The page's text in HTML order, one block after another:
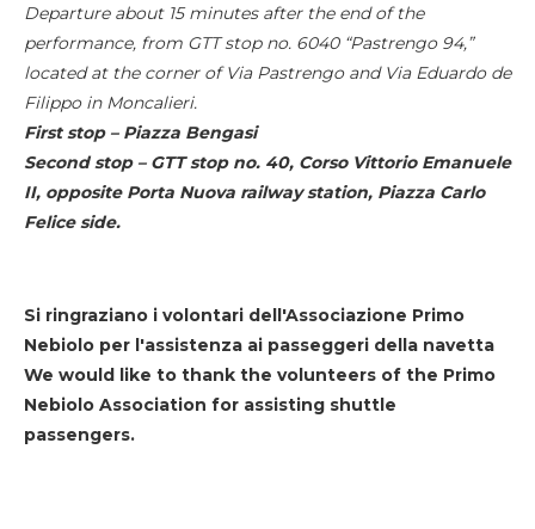
Departure about 15 minutes after the end of the
performance, from GTT stop no. 6040 “Pastrengo 94,”
located at the corner of Via Pastrengo and Via Eduardo de
Filippo in Moncalieri.
First stop – Piazza Bengasi
Second stop – GTT stop no. 40, Corso Vittorio Emanuele
II, opposite Porta Nuova railway station, Piazza Carlo
Felice side.
Si ringraziano i volontari dell'Associazione Primo
Nebiolo per l'assistenza ai passeggeri della navetta
We would like to thank the volunteers of the Primo
Nebiolo Association for assisting shuttle
passengers.